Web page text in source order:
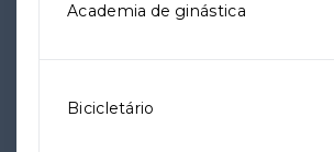
Academia de ginástica
Bicicletário